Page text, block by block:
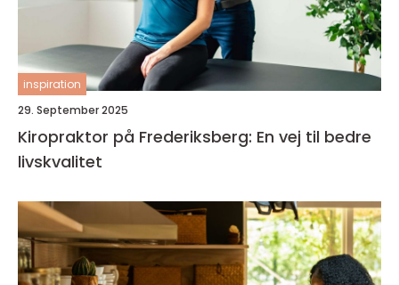
inspiration
29. September 2025
Kiropraktor på Frederiksberg: En vej til bedre
livskvalitet